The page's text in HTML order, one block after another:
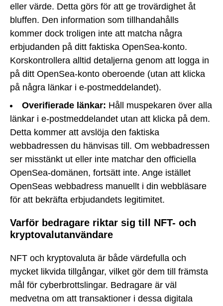
eller värde. Detta görs för att ge trovärdighet åt
bluffen. Den information som tillhandahålls
kommer dock troligen inte att matcha några
erbjudanden på ditt faktiska OpenSea-konto.
Korskontrollera alltid detaljerna genom att logga in
på ditt OpenSea-konto oberoende (utan att klicka
på några länkar i e-postmeddelandet).
Overifierade länkar: Håll muspekaren över alla
länkar i e-postmeddelandet utan att klicka på dem.
Detta kommer att avslöja den faktiska
webbadressen du hänvisas till. Om webbadressen
ser misstänkt ut eller inte matchar den officiella
OpenSea-domänen, fortsätt inte. Ange istället
OpenSeas webbadress manuellt i din webbläsare
för att bekräfta erbjudandets legitimitet.
Varför bedragare riktar sig till NFT- och
kryptovalutanvändare
NFT och kryptovaluta är både värdefulla och
mycket likvida tillgångar, vilket gör dem till främsta
mål för cyberbrottslingar. Bedragare är väl
medvetna om att transaktioner i dessa digitala